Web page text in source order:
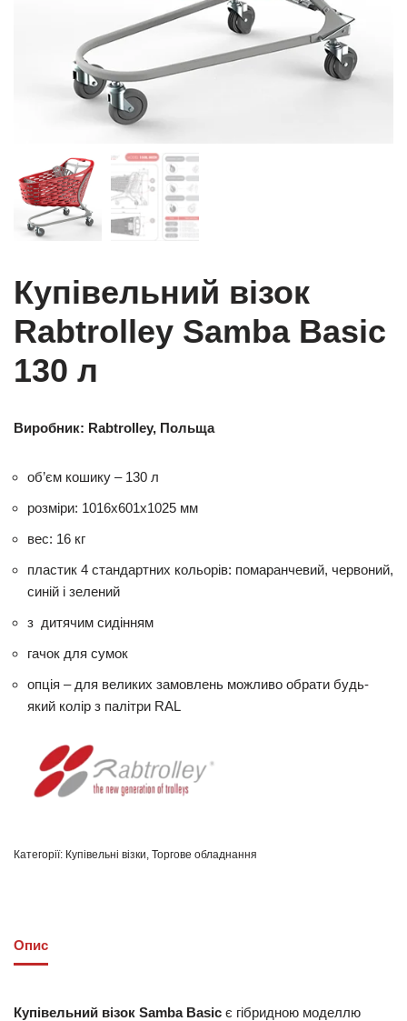
Купівельний візок
Rabtrolley Samba Basic
130 л
Виробник: Rabtrolley, Польща
об’єм кошику – 130 л
розміри: 1016х601х1025 мм
вес: 16 кг
пластик 4 стандартних кольорів: помаранчевий, червоний,
синій і зелений
з дитячим сидінням
гачок для сумок
опція – для великих замовлень можливо обрати будь-
який колір з палітри RAL
Категорії: Купівельні візки, Торгове обладнання
Опис
Купівельний візок Samba Basic є гібридною моделлю